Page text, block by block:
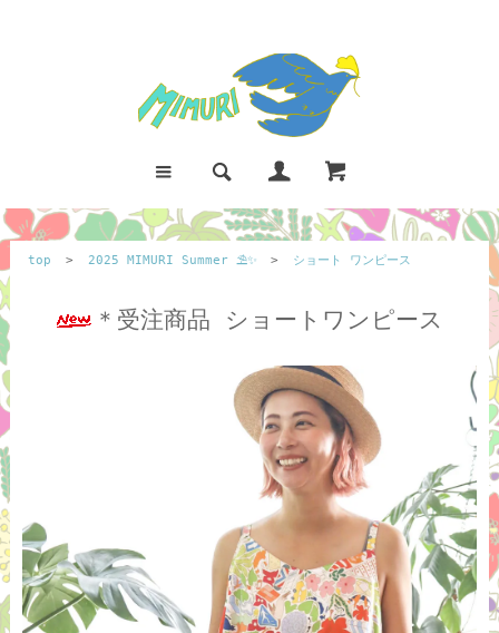
top > 2025 MIMURI Summer ⛱️✨ > ショート ワンピース
＊受注商品 ショートワンピース